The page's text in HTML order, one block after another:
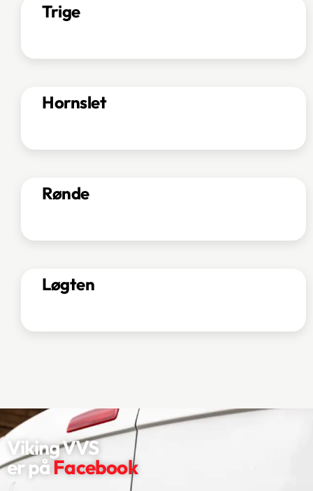
Trige
Hornslet
Rønde
Løgten
Viking VVS
er ​påFacebook